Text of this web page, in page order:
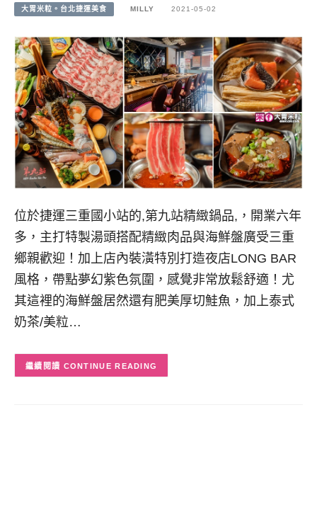
大胃米粒。台北捷運美食 MILLY 2021-05-02
位於捷運三重國小站的,第九站精緻鍋品,，開業六年
多，主打特製湯頭搭配精緻肉品與海鮮盤廣受三重
鄉親歡迎！加上店內裝潢特別打造夜店LONG BAR
風格，帶點夢幻紫色氛圍，感覺非常放鬆舒適！尤
其這裡的海鮮盤居然還有肥美厚切鮭魚，加上泰式
奶茶/美粒…
CONTINUE READING